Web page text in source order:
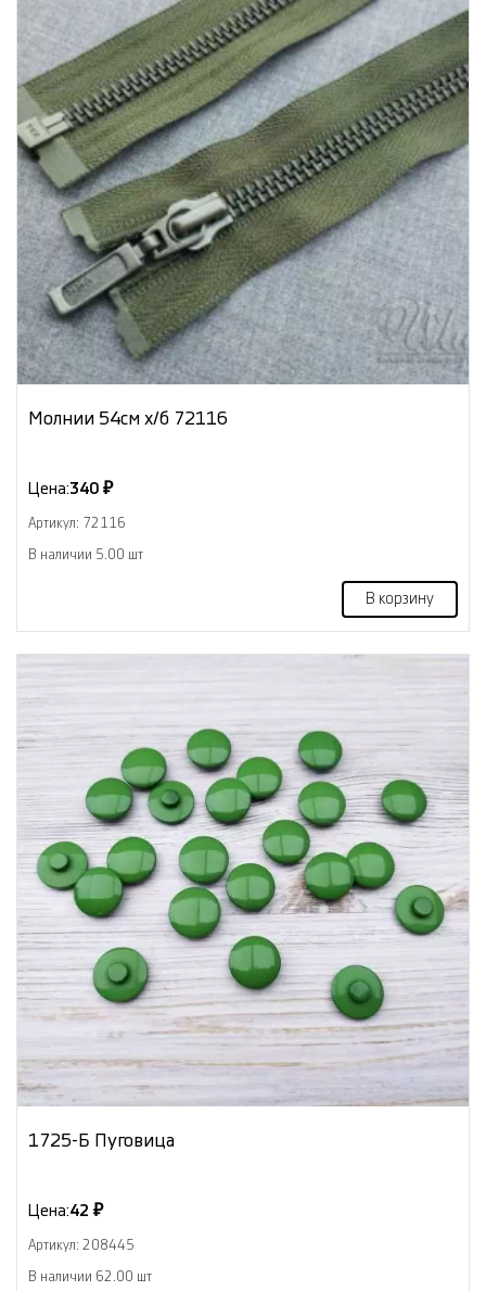
Молнии 54см х/б 72116
Цена:340 ₽
Артикул: 72116
В наличии 5.00 шт
В корзину
1725-Б Пуговица
Цена:42 ₽
Артикул: 208445
В наличии 62.00 шт